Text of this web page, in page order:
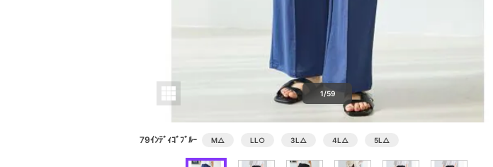
1/59
79ｲﾝﾃﾞｨｺﾞﾌﾞﾙｰ M△ LL ○ 3L △ 4L △ 5L △